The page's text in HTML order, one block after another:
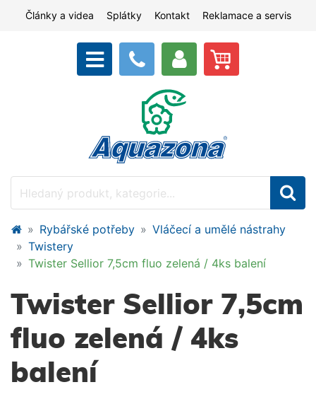
Články a videa Splátky Kontakt Reklamace a servis
Rybářské potřeby
Vláčecí a umělé nástrahy
Twistery
Twister Sellior 7,5cm fluo zelená / 4ks balení
Twister Sellior 7,5cm
fluo zelená / 4ks
balení